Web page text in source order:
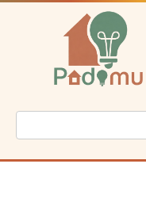
Перейти
Поиск: